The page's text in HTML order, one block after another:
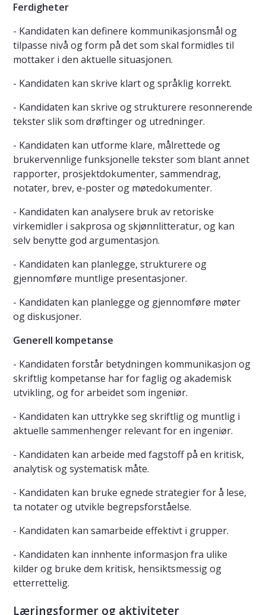
Ferdigheter
- Kandidaten kan definere kommunikasjonsmål og
tilpasse nivå og form på det som skal formidles til
mottaker i den aktuelle situasjonen.
- Kandidaten kan skrive klart og språklig korrekt.
- Kandidaten kan skrive og strukturere resonnerende
tekster slik som drøftinger og utredninger.
- Kandidaten kan utforme klare, målrettede og
brukervennlige funksjonelle tekster som blant annet
rapporter, prosjektdokumenter, sammendrag,
notater, brev, e-poster og møtedokumenter.
- Kandidaten kan analysere bruk av retoriske
virkemidler i sakprosa og skjønnlitteratur, og kan
selv benytte god argumentasjon.
- Kandidaten kan planlegge, strukturere og
gjennomføre muntlige presentasjoner.
- Kandidaten kan planlegge og gjennomføre møter
og diskusjoner.
Generell kompetanse
- Kandidaten forstår betydningen kommunikasjon og
skriftlig kompetanse har for faglig og akademisk
utvikling, og for arbeidet som ingeniør.
- Kandidaten kan uttrykke seg skriftlig og muntlig i
aktuelle sammenhenger relevant for en ingeniør.
- Kandidaten kan arbeide med fagstoff på en kritisk,
analytisk og systematisk måte.
- Kandidaten kan bruke egnede strategier for å lese,
ta notater og utvikle begrepsforståelse.
- Kandidaten kan samarbeide effektivt i grupper.
- Kandidaten kan innhente informasjon fra ulike
kilder og bruke dem kritisk, hensiktsmessig og
etterrettelig.
Læringsformer og aktiviteter